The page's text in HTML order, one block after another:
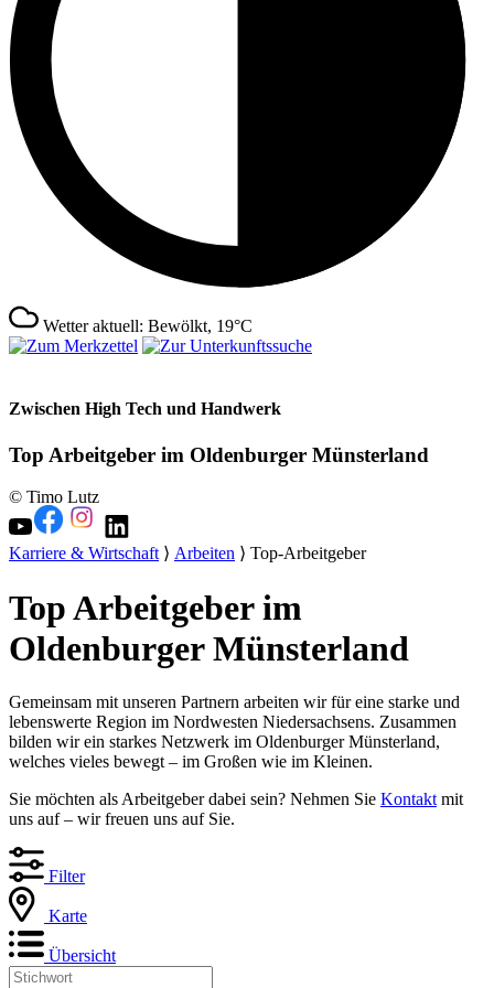
Wetter aktuell: Bewölkt, 19°C
Zwischen High Tech und Handwerk
Top Arbeitgeber im Oldenburger Münsterland
© Timo Lutz
Karriere & Wirtschaft⟩ Arbeiten ⟩ Top-Arbeitgeber
Top Arbeitgeber im
Oldenburger Münsterland
Gemeinsam mit unseren Partnern arbeiten wir für eine starke und
lebenswerte Region im Nordwesten Niedersachsens. Zusammen
bilden wir ein starkes Netzwerk im Oldenburger Münsterland,
welches vieles bewegt – im Großen wie im Kleinen.
Sie möchten als Arbeitgeber dabei sein? Nehmen Sie Kontakt mit
uns auf – wir freuen uns auf Sie.
Filter
Karte
Übersicht